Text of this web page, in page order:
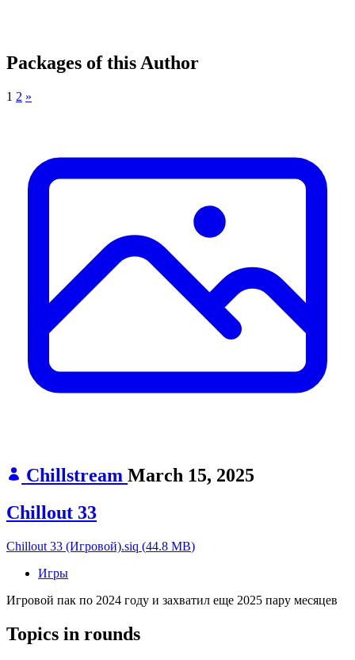
Packages of this Author
1 2 »
ChillstreamMarch 15, 2025
Chillout 33
Chillout 33 (Игровой).siq (44.8 MB)
Игры
Игровой пак по 2024 году и захватил еще 2025 пару месяцев
Topics in rounds